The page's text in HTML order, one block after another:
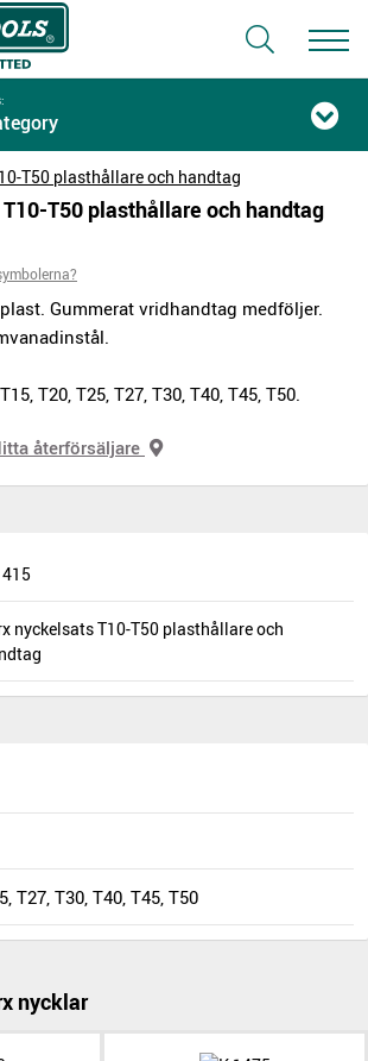
T50 plasthållare och handtag
Gummerat vridhandtag medföljer.
T20, T25, T27, T30, T40, T45, T50.
återförsäljare
nyckelsats T10-T50 plasthållare och
T27, T30, T40, T45, T50
nycklar